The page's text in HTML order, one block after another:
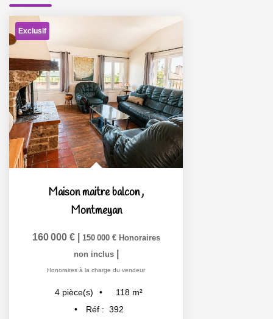
Exclusif
Maison maitre balcon,
Montmeyan
160 000 € 150 000 € Honoraires
non inclus
Honoraires à la charge du vendeur
4 pièce(s) 118 m²
Réf : 392